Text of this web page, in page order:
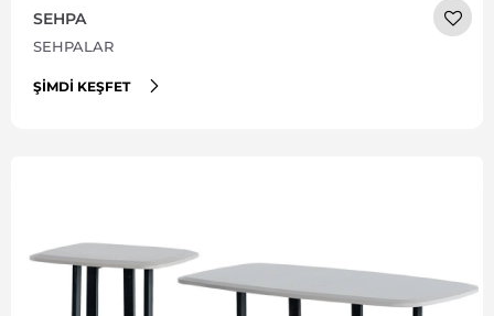
SEHPA
SEHPALAR
ŞIMDI KEŞFET